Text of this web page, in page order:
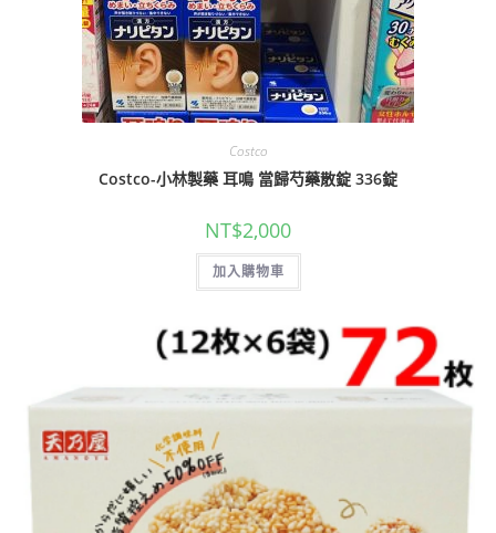
Costco
Costco-小林製藥 耳鳴 當歸芍藥散錠 336錠
NT$2,000
加入購物車